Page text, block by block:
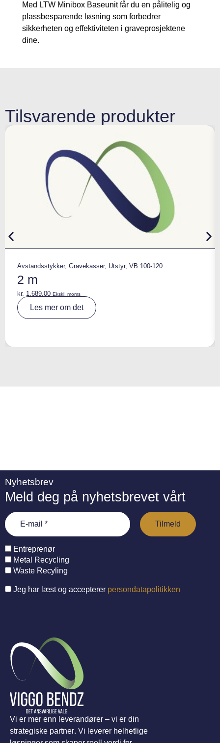
Med LTW Minibox Baseunit får du en pålitelig og
plassbesparende løsning som forbedrer
sikkerheten og effektiviteten i graveprosjektene
dine.
Tilsvarende produkter
Avstandsstykker, Gravekasser, Utstyr, VB 100-120
2 m
kr. 1.689,00 Ekskl. moms
Les mer om det
Nyhetsbrev
Meld deg på nyhetsbrevet vårt
Entreprenør
Metal Recycling
Waste Recyling
Jeg har læst og accepterer persondatapolitikken
Vi er mer enn leverandører – vi er din
strategiske partner. Vi leverer helhetlige